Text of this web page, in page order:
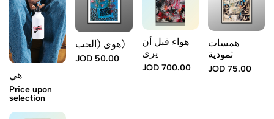
هي
Price upon
selection
هوى (الحب)
JOD 50.00
هواء قبل أن
يرى
JOD 700.00
همسات
ثمودية
JOD 75.00